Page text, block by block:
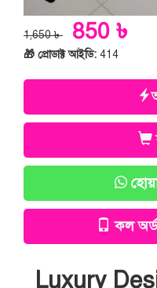
1,650 ৳ 850 ৳
🎁 প্রোডাক্ট আইডি: 414
কল
Luxury